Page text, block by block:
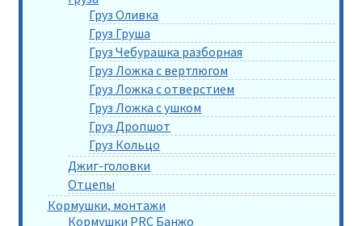
Груз Оливка
Груз Груша
Груз Чебурашка разборная
Груз Ложка с вертлюгом
Груз Ложка с отверстием
Груз Ложка с ушком
Груз Дропшот
Груз Кольцо
Джиг-головки
Отцепы
Кормушки, монтажи
Кормушки PRC Банжо